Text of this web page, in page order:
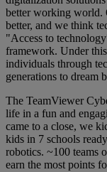
better working world.
better, and we think
"Access to
framework. Under
individuals through
generations to dream
The TeamViewer
life in a fun and
came to a close, we
kids in 7 schools
robotics. ~100 teams
earn the most points